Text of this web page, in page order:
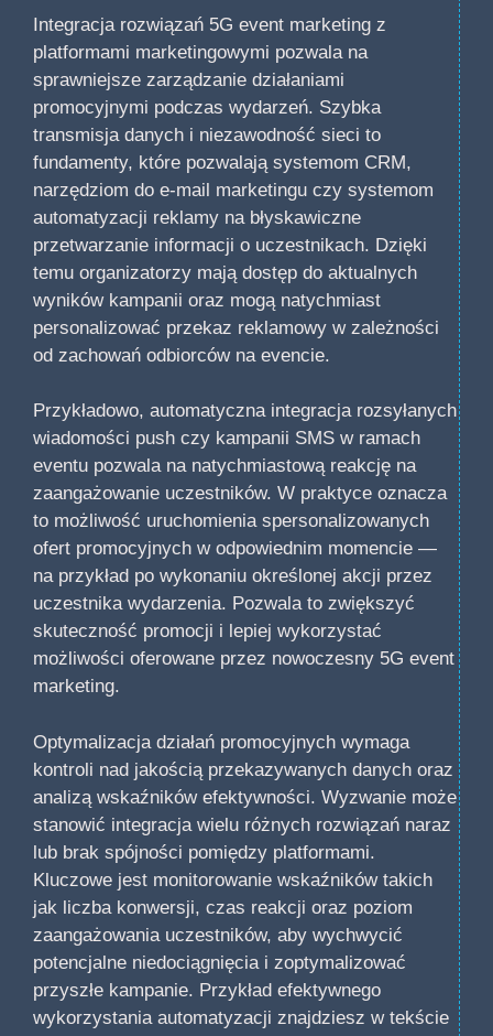
Integracja rozwiązań 5G event marketing z
platformami marketingowymi pozwala na
sprawniejsze zarządzanie działaniami
promocyjnymi podczas wydarzeń. Szybka
transmisja danych i niezawodność sieci to
fundamenty, które pozwalają systemom CRM,
narzędziom do e-mail marketingu czy systemom
automatyzacji reklamy na błyskawiczne
przetwarzanie informacji o uczestnikach. Dzięki
temu organizatorzy mają dostęp do aktualnych
wyników kampanii oraz mogą natychmiast
personalizować przekaz reklamowy w zależności
od zachowań odbiorców na evencie.
Przykładowo, automatyczna integracja rozsyłanych
wiadomości push czy kampanii SMS w ramach
eventu pozwala na natychmiastową reakcję na
zaangażowanie uczestników. W praktyce oznacza
to możliwość uruchomienia spersonalizowanych
ofert promocyjnych w odpowiednim momencie —
na przykład po wykonaniu określonej akcji przez
uczestnika wydarzenia. Pozwala to zwiększyć
skuteczność promocji i lepiej wykorzystać
możliwości oferowane przez nowoczesny 5G event
marketing.
Optymalizacja działań promocyjnych wymaga
kontroli nad jakością przekazywanych danych oraz
analizą wskaźników efektywności. Wyzwanie może
stanowić integracja wielu różnych rozwiązań naraz
lub brak spójności pomiędzy platformami.
Kluczowe jest monitorowanie wskaźników takich
jak liczba konwersji, czas reakcji oraz poziom
zaangażowania uczestników, aby wychwycić
potencjalne niedociągnięcia i zoptymalizować
przyszłe kampanie. Przykład efektywnego
wykorzystania automatyzacji znajdziesz w tekście